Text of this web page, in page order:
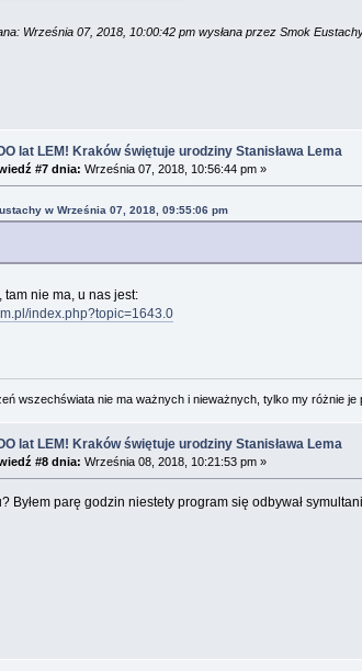
Września 07, 2018, 10:00:42 pm wysłana przez Smok
lat LEM! Kraków świętuje urodziny Stanisława Lema
#7 dnia: Września 07, 2018, 10:56:44 pm »
w Września 07, 2018, 09:55:06 pm
tam nie ma, u nas jest:
index.php?topic=1643.0
wszechświata nie ma ważnych i nieważnych, tylko my różnie
lat LEM! Kraków świętuje urodziny Stanisława Lema
#8 dnia: Września 08, 2018, 10:21:53 pm »
Byłem parę godzin niestety program się odbywał